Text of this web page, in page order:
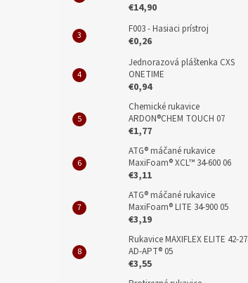
€14,90
F003 - Hasiaci prístroj
€0,26
Jednorazová pláštenka CXS
ONETIME
€0,94
Chemické rukavice
ARDON®CHEM TOUCH 07
€1,77
ATG® máčané rukavice
MaxiFoam® XCL™ 34-600 06
€3,11
ATG® máčané rukavice
MaxiFoam® LITE 34-900 05
€3,19
Rukavice MAXIFLEX ELITE 42-
AD-APT® 05
€3,55